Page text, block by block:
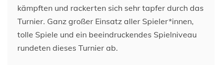
kämpften und rackerten sich sehr tapfer durch das
Turnier. Ganz großer Einsatz aller Spieler*innen,
tolle Spiele und ein beeindruckendes Spielniveau
rundeten dieses Turnier ab.